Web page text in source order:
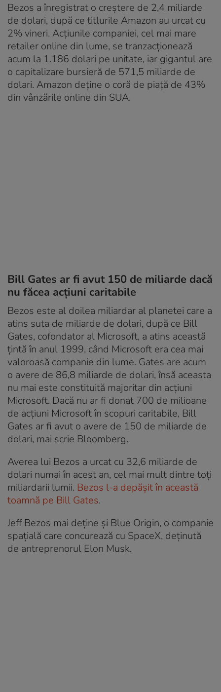
Bezos a înregistrat o creștere de 2,4 miliarde
de dolari, după ce titlurile Amazon au urcat cu
2% vineri. Acțiunile companiei, cel mai mare
retailer online din lume, se tranzacționează
acum la 1.186 dolari pe unitate, iar gigantul are
o capitalizare bursieră de 571,5 miliarde de
dolari. Amazon deține o coră de piață de 43%
din vânzările online din SUA.
Bill Gates ar fi avut 150 de miliarde dacă
nu făcea acțiuni caritabile
Bezos este al doilea miliardar al planetei care a
atins suta de miliarde de dolari, după ce Bill
Gates, cofondator al Microsoft, a atins această
țintă în anul 1999, când Microsoft era cea mai
valoroasă companie din lume. Gates are acum
o avere de 86,8 miliarde de dolari, însă aceasta
nu mai este constituită majoritar din acțiuni
Microsoft. Dacă nu ar fi donat 700 de milioane
de acțiuni Microsoft în scopuri caritabile, Bill
Gates ar fi avut o avere de 150 de miliarde de
dolari, mai scrie Bloomberg.
Averea lui Bezos a urcat cu 32,6 miliarde de
dolari numai în acest an, cel mai mult dintre toți
miliardarii lumii. Bezos l-a depășit în această
toamnă pe Bill Gates.
Jeff Bezos mai deține și Blue Origin, o companie
spațială care concurează cu SpaceX, deținută
de antreprenorul Elon Musk.